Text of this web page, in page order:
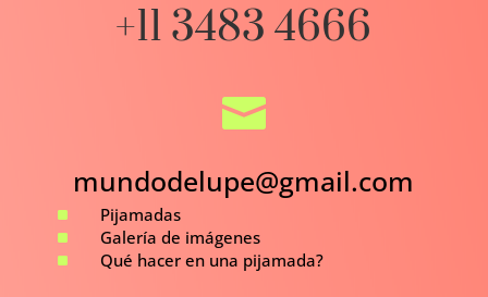
+11 3483 4666

mundodelupe@gmail.com
^ Pijamadas
^ Galería de imágenes
^ Qué hacer en una pijamada?